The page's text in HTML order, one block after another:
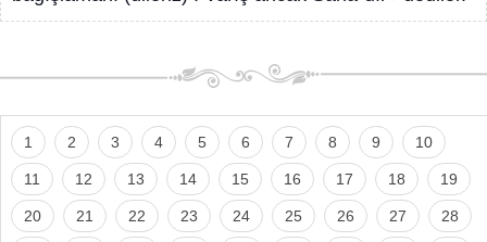
1 2 3 4 5 6 7 8 9 10
11 12 13 14 15 16 17 18 19
20 21 22 23 24 25 26 27 28